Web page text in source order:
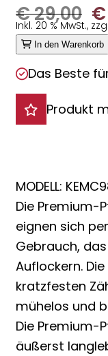
€29,00
€
€
Inkl. 20 % MwSt.,
In den Warenkorb
Das Beste
Produkt
MODELL:
Die Premium-
eignen sich
Gebrauch,
Auflockern.
kratzfesten
mühelos und
Die Premium-
äußerst